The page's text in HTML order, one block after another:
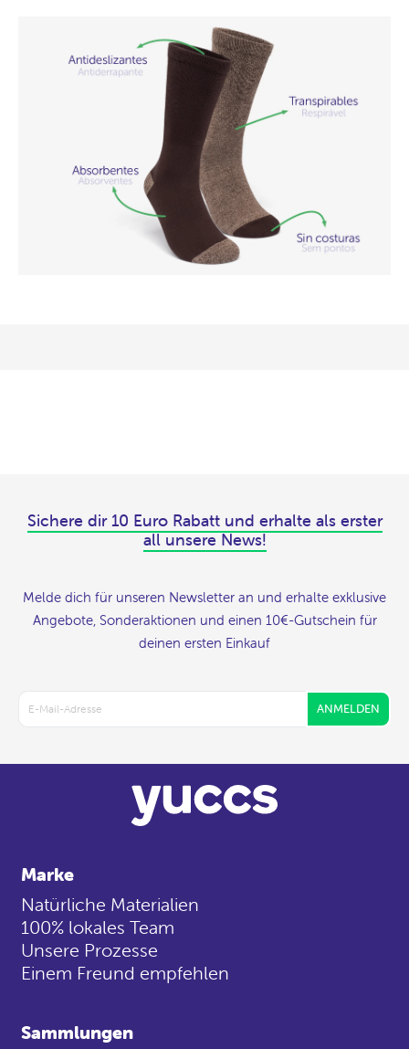
Sichere dir 10 Euro Rabatt und erhalte als erster
all unsere News!
Melde dich für unseren Newsletter an und erhalte exklusive
Angebote, Sonderaktionen und einen 10€-Gutschein für
deinen ersten Einkauf
ANMELDEN
Marke
Natürliche Materialien
100% lokales Team
Unsere Prozesse
Einem Freund empfehlen
Sammlungen